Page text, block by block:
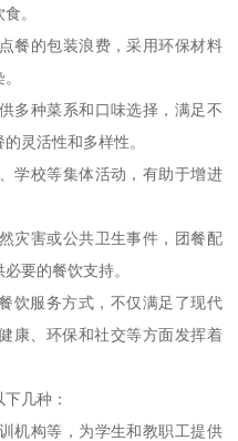
。
餐的包装浪费，采用环保材料
多种菜系和口味选择，满足不
灵活性和多样性。
学校等集体活动，有助于增进
灾害或公共卫生事件，团餐配
要的餐饮支持。
饮服务方式，不仅满足了现代
康、环保和社交等方面发挥着
几种：
机构等，为学生和教职工提供